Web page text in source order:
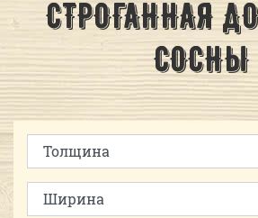
СТРОГАННАЯ
СОСНЫ